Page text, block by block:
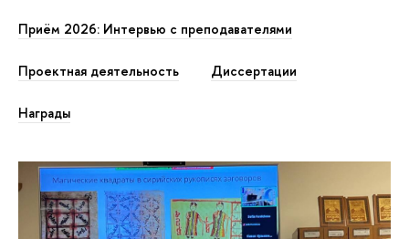
Приём 2026: Интервью с преподавателями
Проектная деятельность Диссертации
Награды